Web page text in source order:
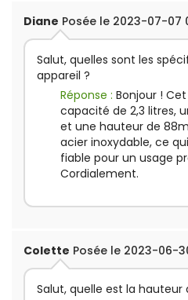
Diane Posée le 2023-07-07
Salut, quelles sont les
appareil ?
Réponse : Bonjour !
capacité de 2,3 litres,
et une hauteur de
acier inoxydable, ce
fiable pour un usage
Cordialement.
Colette Posée le 2023-06-
Salut, quelle est la hauteur